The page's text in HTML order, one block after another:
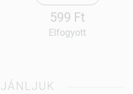
599 Ft
Elfogyott